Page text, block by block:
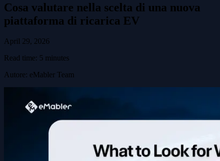
Cosa valutare nella scelta di una nuova
piattaforma di ricarica EV
April 29, 2026
Read time: 5 minutes
Autore: eMabler Team